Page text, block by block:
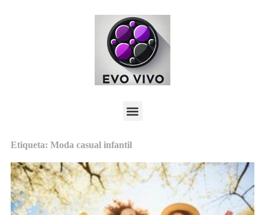
Etiqueta: Moda casual infantil